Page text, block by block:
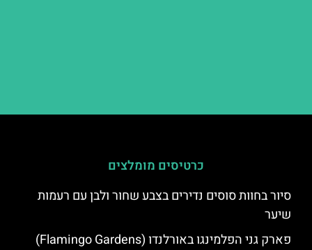
כרטיסים מומלצים
סיור בחוות סוסים נדירים בצבע שחור ולבן עם רעמות
שיער
פארק גני הפלמינגו באורלנדו (Flamingo Gardens)